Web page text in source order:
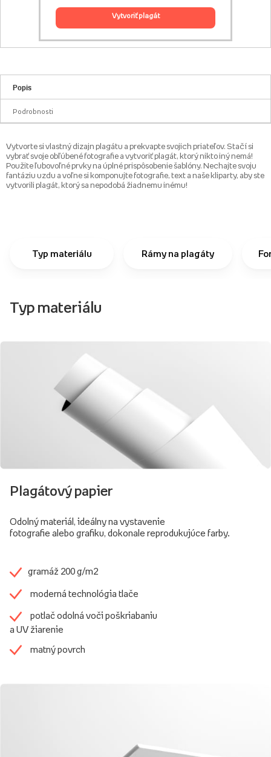
vytvoriť plagát
Popis
Podrobnosti
Vytvorte si vlastný dizajn plagátu a prekvapte svojich priateľov. Stačí si
vybrať svoje obľúbené fotografie a vytvoriť plagát, ktorý nikto iný nemá!
Použite ľubovoľné prvky na úplné prispôsobenie šablóny. Nechajte svoju
fantáziu uzdu a voľne si komponujte fotografie, text a naše kliparty, aby ste
vytvorili plagát, ktorý sa nepodobá žiadnemu inému!
Typ materiálu Rámy na plagáty
Typ materiálu
Plagátový papier
Odolný materiál, ideálny na vystavenie
fotografie alebo grafiku, dokonale reprodukujúce farby.
gramáž 200 g/m2
moderná technológia tlače
potlač odolná voči poškriabaniu
a UV žiarenie
matný povrch